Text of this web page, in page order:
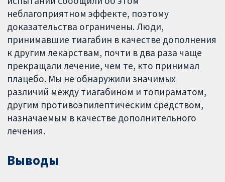
неблагоприятном эффекте, поэтому
доказательства ограничены. Люди,
принимавшие тиагабин в качестве дополнения
к другим лекарствам, почти в два раза чаще
прекращали лечение, чем те, кто принимал
плацебо. Мы не обнаружили значимых
различий между тиагабином и топираматом,
другим противоэпилептическим средством,
назначаемым в качестве дополнительного
лечения.
Выводы